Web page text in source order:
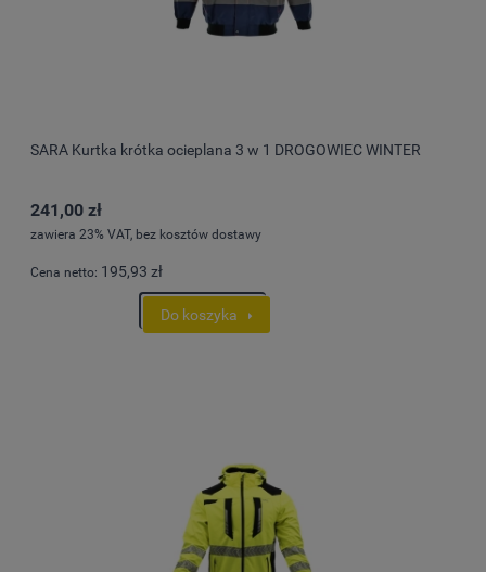
SARA Kurtka krótka ocieplana 3 w 1 DROGOWIEC WINTER
241,00 zł
zawiera 23% VAT, bez kosztów dostawy
Cena netto: 195,93 zł
Do koszyka